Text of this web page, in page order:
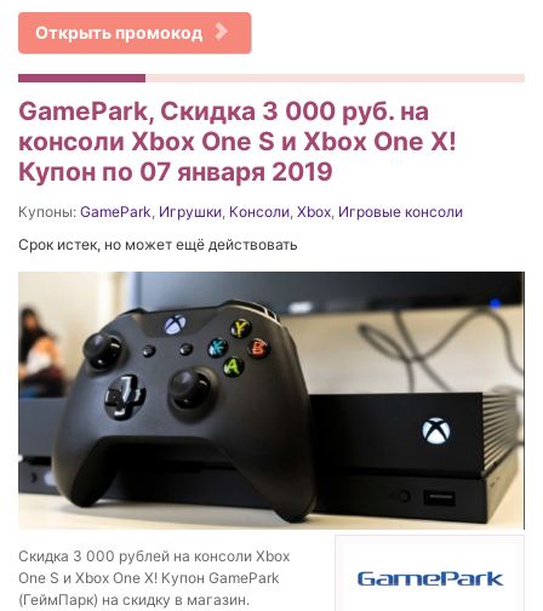
Открыть промокод
GamePark, Скидка 3 000 руб. на
консоли Xbox One S и Xbox One X!
Купон по 07 января 2019
Купоны: GamePark, Игрушки, Консоли, Xbox, Игровые консоли
Срок истек, но может ещё действовать
Скидка 3 000 рублей на консоли Xbox
One S и Xbox One X! Купон GamePark
(ГеймПарк) на скидку в магазин.